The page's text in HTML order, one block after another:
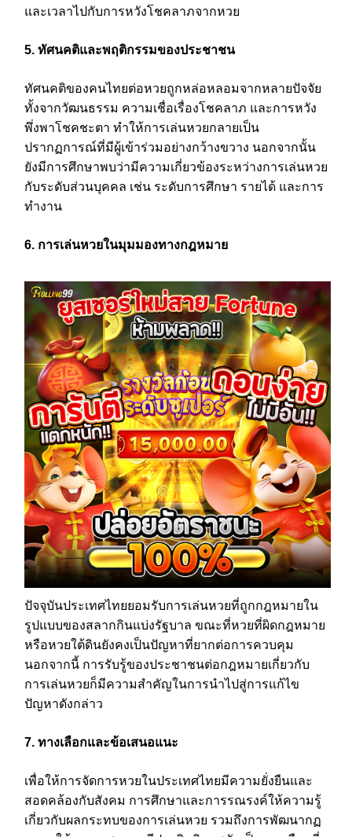
และเวลาไปกับการหวังโชคลาภจากหวย
5. ทัศนคติและพฤติกรรมของประชาชน
ทัศนคติของคนไทยต่อหวยถูกหล่อหลอมจากหลายปัจจัย
ทั้งจากวัฒนธรรม ความเชื่อเรื่องโชคลาภ และการหวัง
พึ่งพาโชคชะตา ทำให้การเล่นหวยกลายเป็น
ปรากฏการณ์ที่มีผู้เข้าร่วมอย่างกว้างขวาง นอกจากนั้น
ยังมีการศึกษาพบว่ามีความเกี่ยวข้องระหว่างการเล่นหวย
กับระดับส่วนบุคคล เช่น ระดับการศึกษา รายได้ และการ
ทำงาน
6. การเล่นหวยในมุมมองทางกฎหมาย
ปัจจุบันประเทศไทยยอมรับการเล่นหวยที่ถูกกฎหมายใน
รูปแบบของสลากกินแบ่งรัฐบาล ขณะที่หวยที่ผิดกฎหมาย
หรือหวยใต้ดินยังคงเป็นปัญหาที่ยากต่อการควบคุม
นอกจากนี้ การรับรู้ของประชาชนต่อกฎหมายเกี่ยวกับ
การเล่นหวยก็มีความสำคัญในการนำไปสู่การแก้ไข
ปัญหาดังกล่าว
7. ทางเลือกและข้อเสนอแนะ
เพื่อให้การจัดการหวยในประเทศไทยมีความยั่งยืนและ
สอดคล้องกับสังคม การศึกษาและการรณรงค์ให้ความรู้
เกี่ยวกับผลกระทบของการเล่นหวย รวมถึงการพัฒนากฏ